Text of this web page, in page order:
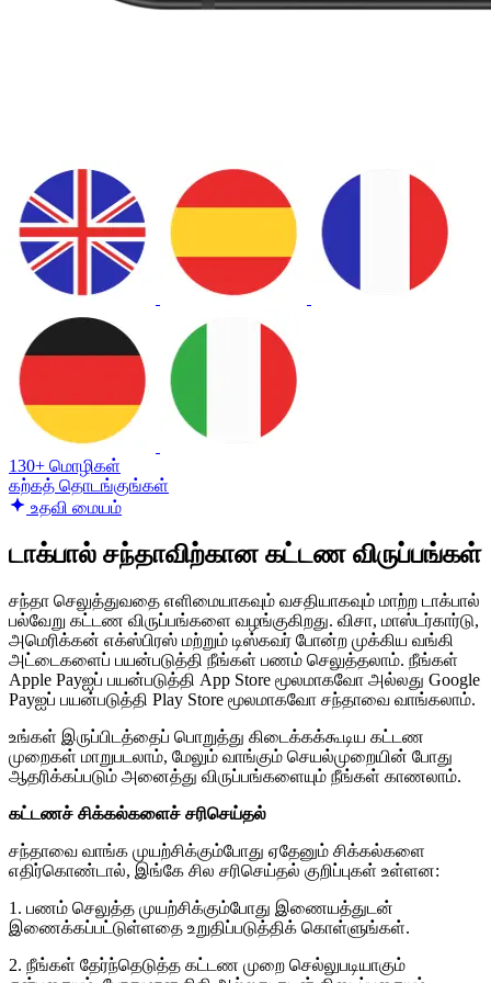
130+ மொழிகள்
கற்கத் தொடங்குங்கள்
உதவி மையம்
டாக்பால் சந்தாவிற்கான கட்டண விருப்பங்கள்
சந்தா செலுத்துவதை எளிமையாகவும் வசதியாகவும் மாற்ற டாக்பால்
பல்வேறு கட்டண விருப்பங்களை வழங்குகிறது. விசா, மாஸ்டர்கார்டு,
அமெரிக்கன் எக்ஸ்பிரஸ் மற்றும் டிஸ்கவர் போன்ற முக்கிய வங்கி
அட்டைகளைப் பயன்படுத்தி நீங்கள் பணம் செலுத்தலாம். நீங்கள்
Apple Payஐப் பயன்படுத்தி App Store மூலமாகவோ அல்லது Google
Payஐப் பயன்படுத்தி Play Store மூலமாகவோ சந்தாவை வாங்கலாம்.
உங்கள் இருப்பிடத்தைப் பொறுத்து கிடைக்கக்கூடிய கட்டண
முறைகள் மாறுபடலாம், மேலும் வாங்கும் செயல்முறையின் போது
ஆதரிக்கப்படும் அனைத்து விருப்பங்களையும் நீங்கள் காணலாம்.
கட்டணச் சிக்கல்களைச் சரிசெய்தல்
சந்தாவை வாங்க முயற்சிக்கும்போது ஏதேனும் சிக்கல்களை
எதிர்கொண்டால், இங்கே சில சரிசெய்தல் குறிப்புகள் உள்ளன:
1. பணம் செலுத்த முயற்சிக்கும்போது இணையத்துடன்
இணைக்கப்பட்டுள்ளதை உறுதிப்படுத்திக் கொள்ளுங்கள்.
2. நீங்கள் தேர்ந்தெடுத்த கட்டண முறை செல்லுபடியாகும்